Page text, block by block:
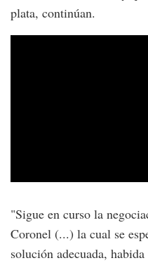
plata, continúan.
"Sigue en curso la
Coronel (...) la cual se
solución adecuada,